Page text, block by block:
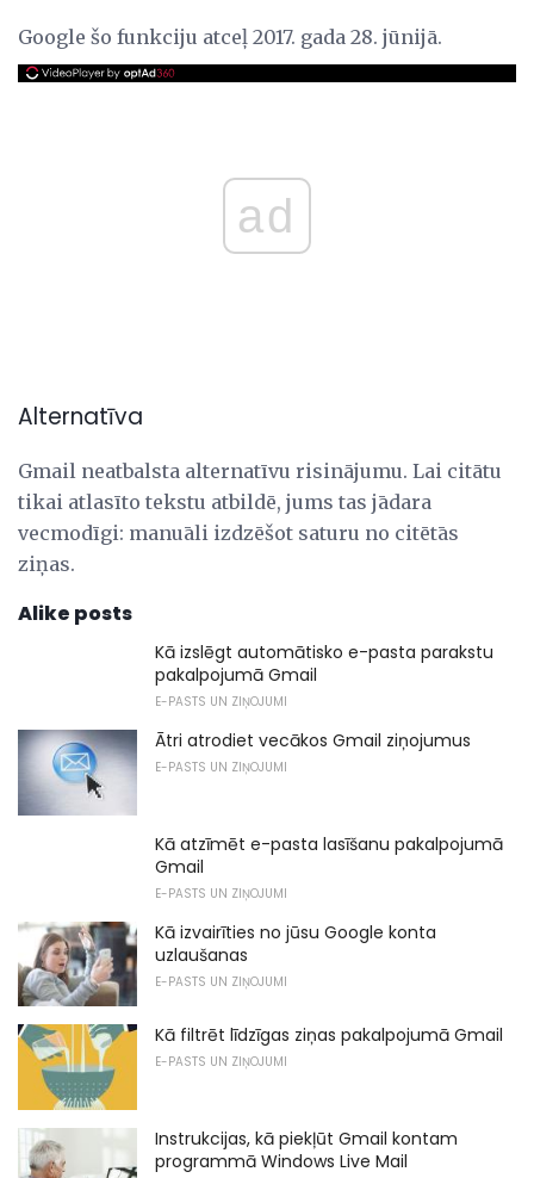
Google šo funkciju atceļ 2017. gada 28. jūnijā.
ad
Alternatīva
Gmail neatbalsta alternatīvu risinājumu. Lai citātu
tikai atlasīto tekstu atbildē, jums tas jādara
vecmodīgi: manuāli izdzēšot saturu no citētās
ziņas.
Alike posts
Kā izslēgt automātisko e-pasta parakstu
pakalpojumā Gmail
E-PASTS UN ZIŅOJUMI
Ātri atrodiet vecākos Gmail ziņojumus
E-PASTS UN ZIŅOJUMI
Kā atzīmēt e-pasta lasīšanu pakalpojumā
Gmail
E-PASTS UN ZIŅOJUMI
Kā izvairīties no jūsu Google konta
uzlaušanas
E-PASTS UN ZIŅOJUMI
Kā filtrēt līdzīgas ziņas pakalpojumā Gmail
E-PASTS UN ZIŅOJUMI
Instrukcijas, kā piekļūt Gmail kontam
programmā Windows Live Mail